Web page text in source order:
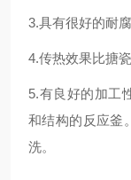
3.具有很好的耐
4.传热效果比搪
5.有良好的加工
和结构的反应釜
洗。